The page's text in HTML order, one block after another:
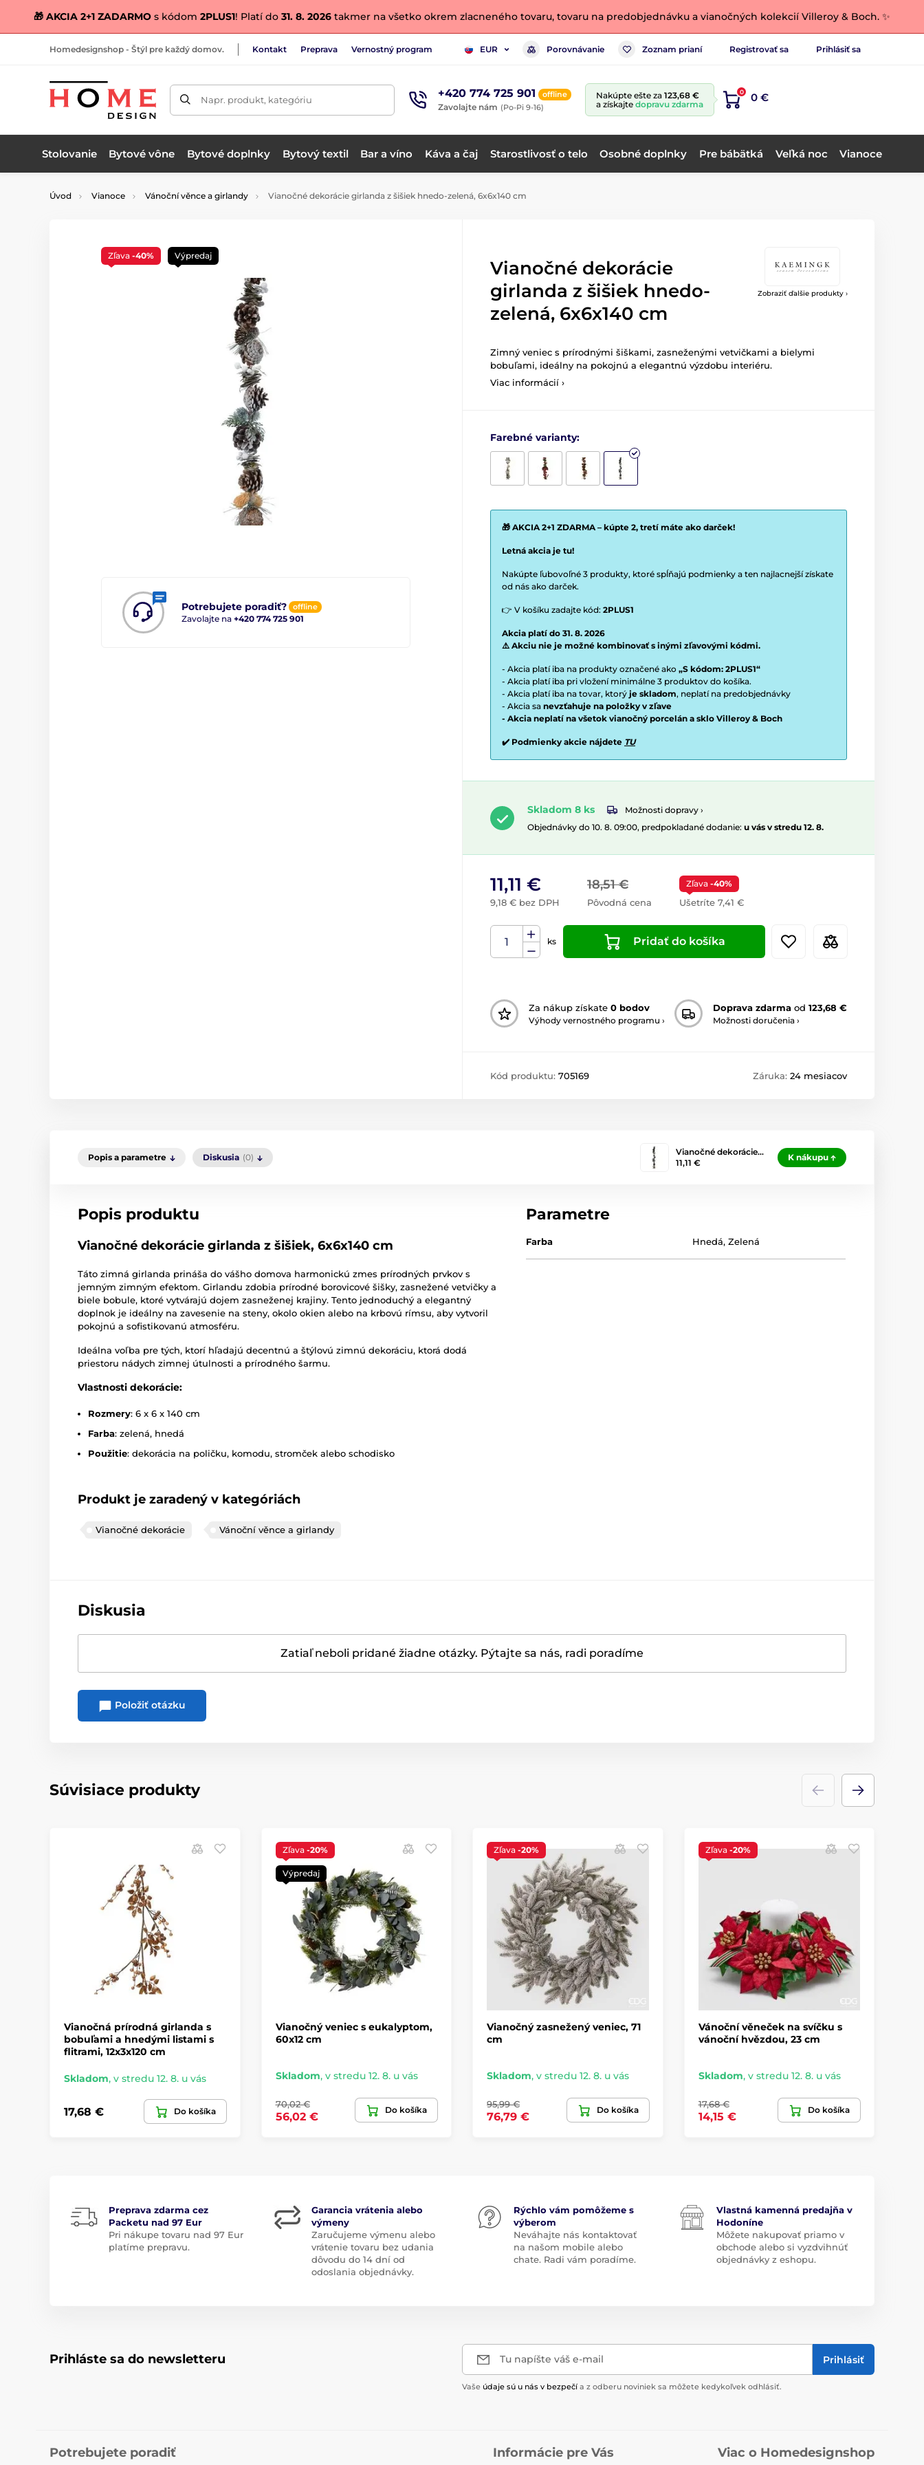
🎁 AKCIA 2+1 ZADARMO s kódom 2PLUS1! Platí do 31. 8. 2026 takmer na všetko okrem zlacneného tovaru, tovaru na predobjednávku a vianočných kolekcií Villeroy & Boch. ✨
Homedesignshop - Štýl pre každý domov. Kontakt Preprava Vernostný program EUR Porovnávanie Zoznam prianí Registrovať sa Prihlásiť sa
Napr. produkt, kategóriu +420 774 725 901 offline
Zavolajte nám (Po-Pi 9-16)
Nakúpte ešte za 123,68 €
a získajte dopravu zdarma
0 0 €
Stolovanie Bytové vône Bytové doplnky Bytový textil Bar a víno Káva a čaj Starostlivosť o telo Osobné doplnky Pre bábätká Veľká noc Vianoce
Úvod Vianoce Vánoční věnce a girlandy Vianočné dekorácie girlanda z šišiek hnedo-zelená, 6x6x140 cm
Zobraziť ďalšie produkty ›
Potrebujete poradiť? offline
Zavolajte na +420 774 725 901
Zľava -40% Výpredaj
Vianočné dekorácie
girlanda z šišiek hnedo-
zelená, 6x6x140 cm
Zimný veniec s prírodnými šiškami, zasneženými vetvičkami a bielymi
bobuľami, ideálny na pokojnú a elegantnú výzdobu interiéru.
Viac informácií ›
Farebné varianty:
🎁 AKCIA 2+1 ZDARMA – kúpte 2, tretí máte ako darček!
Letná akcia je tu!
Nakúpte ľubovoľné 3 produkty, ktoré spĺňajú podmienky a ten najlacnejší získate
od nás ako darček.
👉 V košíku zadajte kód: 2PLUS1
Akcia platí do 31. 8. 2026
⚠️ Akciu nie je možné kombinovať s inými zľavovými kódmi.
- Akcia platí iba na produkty označené ako „S kódom: 2PLUS1“
- Akcia platí iba pri vložení minimálne 3 produktov do košíka.
- Akcia platí iba na tovar, ktorý je skladom, neplatí na predobjednávky
- Akcia sa nevzťahuje na položky v zľave
- Akcia neplatí na všetok vianočný porcelán a sklo Villeroy & Boch
✔️ Podmienky akcie nájdete TU
Skladom 8 ks
Možnosti dopravy ›
Objednávky do 10. 8. 09:00, predpokladané dodanie: u vás v stredu 12. 8.
18,51 €
Pôvodná cena
11,11 €
9,18 € bez DPH
Zľava -40%
Ušetríte 7,41 €
ks Pridať do košíka
Za nákup získate 0 bodov
Výhody vernostného programu ›
Doprava zdarma od 123,68 €
Možnosti doručenia ›
Kód produktu: 705169 Záruka: 24 mesiacov
Popis a parametre Diskusia (0)
Vianočné dekorácie…
11,11 €
K nákupu
Popis produktu
Vianočné dekorácie girlanda z šišiek, 6x6x140 cm
Táto zimná girlanda prináša do vášho domova harmonickú zmes prírodných prvkov s
jemným zimným efektom. Girlandu zdobia prírodné borovicové šišky, zasnežené vetvičky a
biele bobule, ktoré vytvárajú dojem zasneženej krajiny. Tento jednoduchý a elegantný
doplnok je ideálny na zavesenie na steny, okolo okien alebo na krbovú rímsu, aby vytvoril
pokojnú a sofistikovanú atmosféru.
Ideálna voľba pre tých, ktorí hľadajú decentnú a štýlovú zimnú dekoráciu, ktorá dodá
priestoru nádych zimnej útulnosti a prírodného šarmu.
Vlastnosti dekorácie:
Rozmery: 6 x 6 x 140 cm
Farba: zelená, hnedá
Použitie: dekorácia na poličku, komodu, stromček alebo schodisko
Produkt je zaradený v kategóriách
Vianočné dekorácie Vánoční věnce a girlandy
Parametre
Farba Hnedá,Zelená
Diskusia
Zatiaľ neboli pridané žiadne otázky. Pýtajte sa nás, radi poradíme
Položiť otázku
Súvisiace produkty
Vianočná prírodná girlanda s
bobuľami a hnedými listami s
flitrami, 12x3x120 cm
Skladom, v stredu 12. 8. u vás
17,68 € Do košíka
Zľava -20%
Výpredaj
Vianočný veniec s eukalyptom,
60x12 cm
Skladom, v stredu 12. 8. u vás
70,02 €
56,02 €
Do košíka
Zľava -20%
Vianočný zasnežený veniec, 71
cm
Skladom, v stredu 12. 8. u vás
95,99 €
76,79 €
Do košíka
Zľava -20%
Vánoční věneček na svíčku s
vánoční hvězdou, 23 cm
Skladom, v stredu 12. 8. u vás
17,68 €
14,15 €
Do košíka
Preprava zdarma cez
Packetu nad 97 Eur
Pri nákupe tovaru nad 97 Eur
platíme prepravu.
Garancia vrátenia alebo
výmeny
Zaručujeme výmenu alebo
vrátenie tovaru bez udania
dôvodu do 14 dní od
odoslania objednávky.
Rýchlo vám pomôžeme s
výberom
Neváhajte nás kontaktovať
na našom mobile alebo
chate. Radi vám poradíme.
Vlastná kamenná predajňa v
Hodoníne
Môžete nakupovať priamo v
obchode alebo si vyzdvihnúť
objednávky z eshopu.
Prihláste sa do newsletteru Tu napíšte váš e-mail Prihlásiť
Vaše údaje sú u nás v bezpečí a z odberu noviniek sa môžete kedykoľvek odhlásiť.
Potrebujete poradiť Informácie pre Vás Viac o Homedesignshop